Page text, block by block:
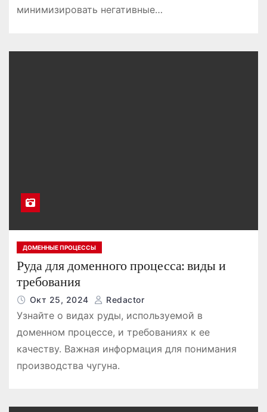
минимизировать негативные…
ДОМЕННЫЕ ПРОЦЕССЫ
Руда для доменного процесса: виды и
требования
Окт 25, 2024 Redactor
Узнайте о видах руды, используемой в
доменном процессе, и требованиях к ее
качеству. Важная информация для понимания
производства чугуна.